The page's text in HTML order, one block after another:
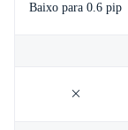
Baixo para 0.6 pip